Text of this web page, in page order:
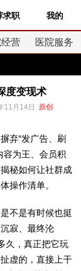
求职 我的
营 医院服务
度变现术
11月14日 原创
弃“发广告、刷
容为王、会员积
秘如何让社群成
操作清单。
不是有时候也挺
寂、最终沦
久，真正把它玩
虚的，直接上干